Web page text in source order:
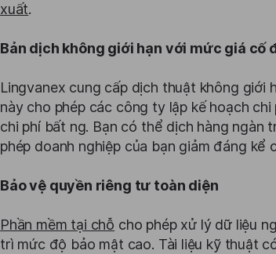
xuất.
Bản dịch không giới hạn với mức giá cố
Lingvanex cung cấp dịch thuật không
này cho phép các công ty lập kế hoạch
chi phí bất ng. Bạn có thể dịch hàng ngàn
phép doanh nghiệp của bạn giảm đáng kể
Bảo vệ quyền riêng tư toàn diện
Phần mềm tại chỗ cho phép xử lý dữ liệu
trì mức độ bảo mật cao. Tài liệu kỹ thuật